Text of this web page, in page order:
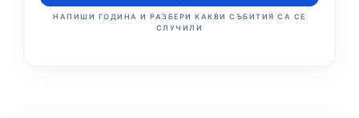
НАПИШИ ГОДИНА И РАЗБЕРИ КАКВИ СЪБИТИЯ СА СЕ
СЛУЧИЛИ